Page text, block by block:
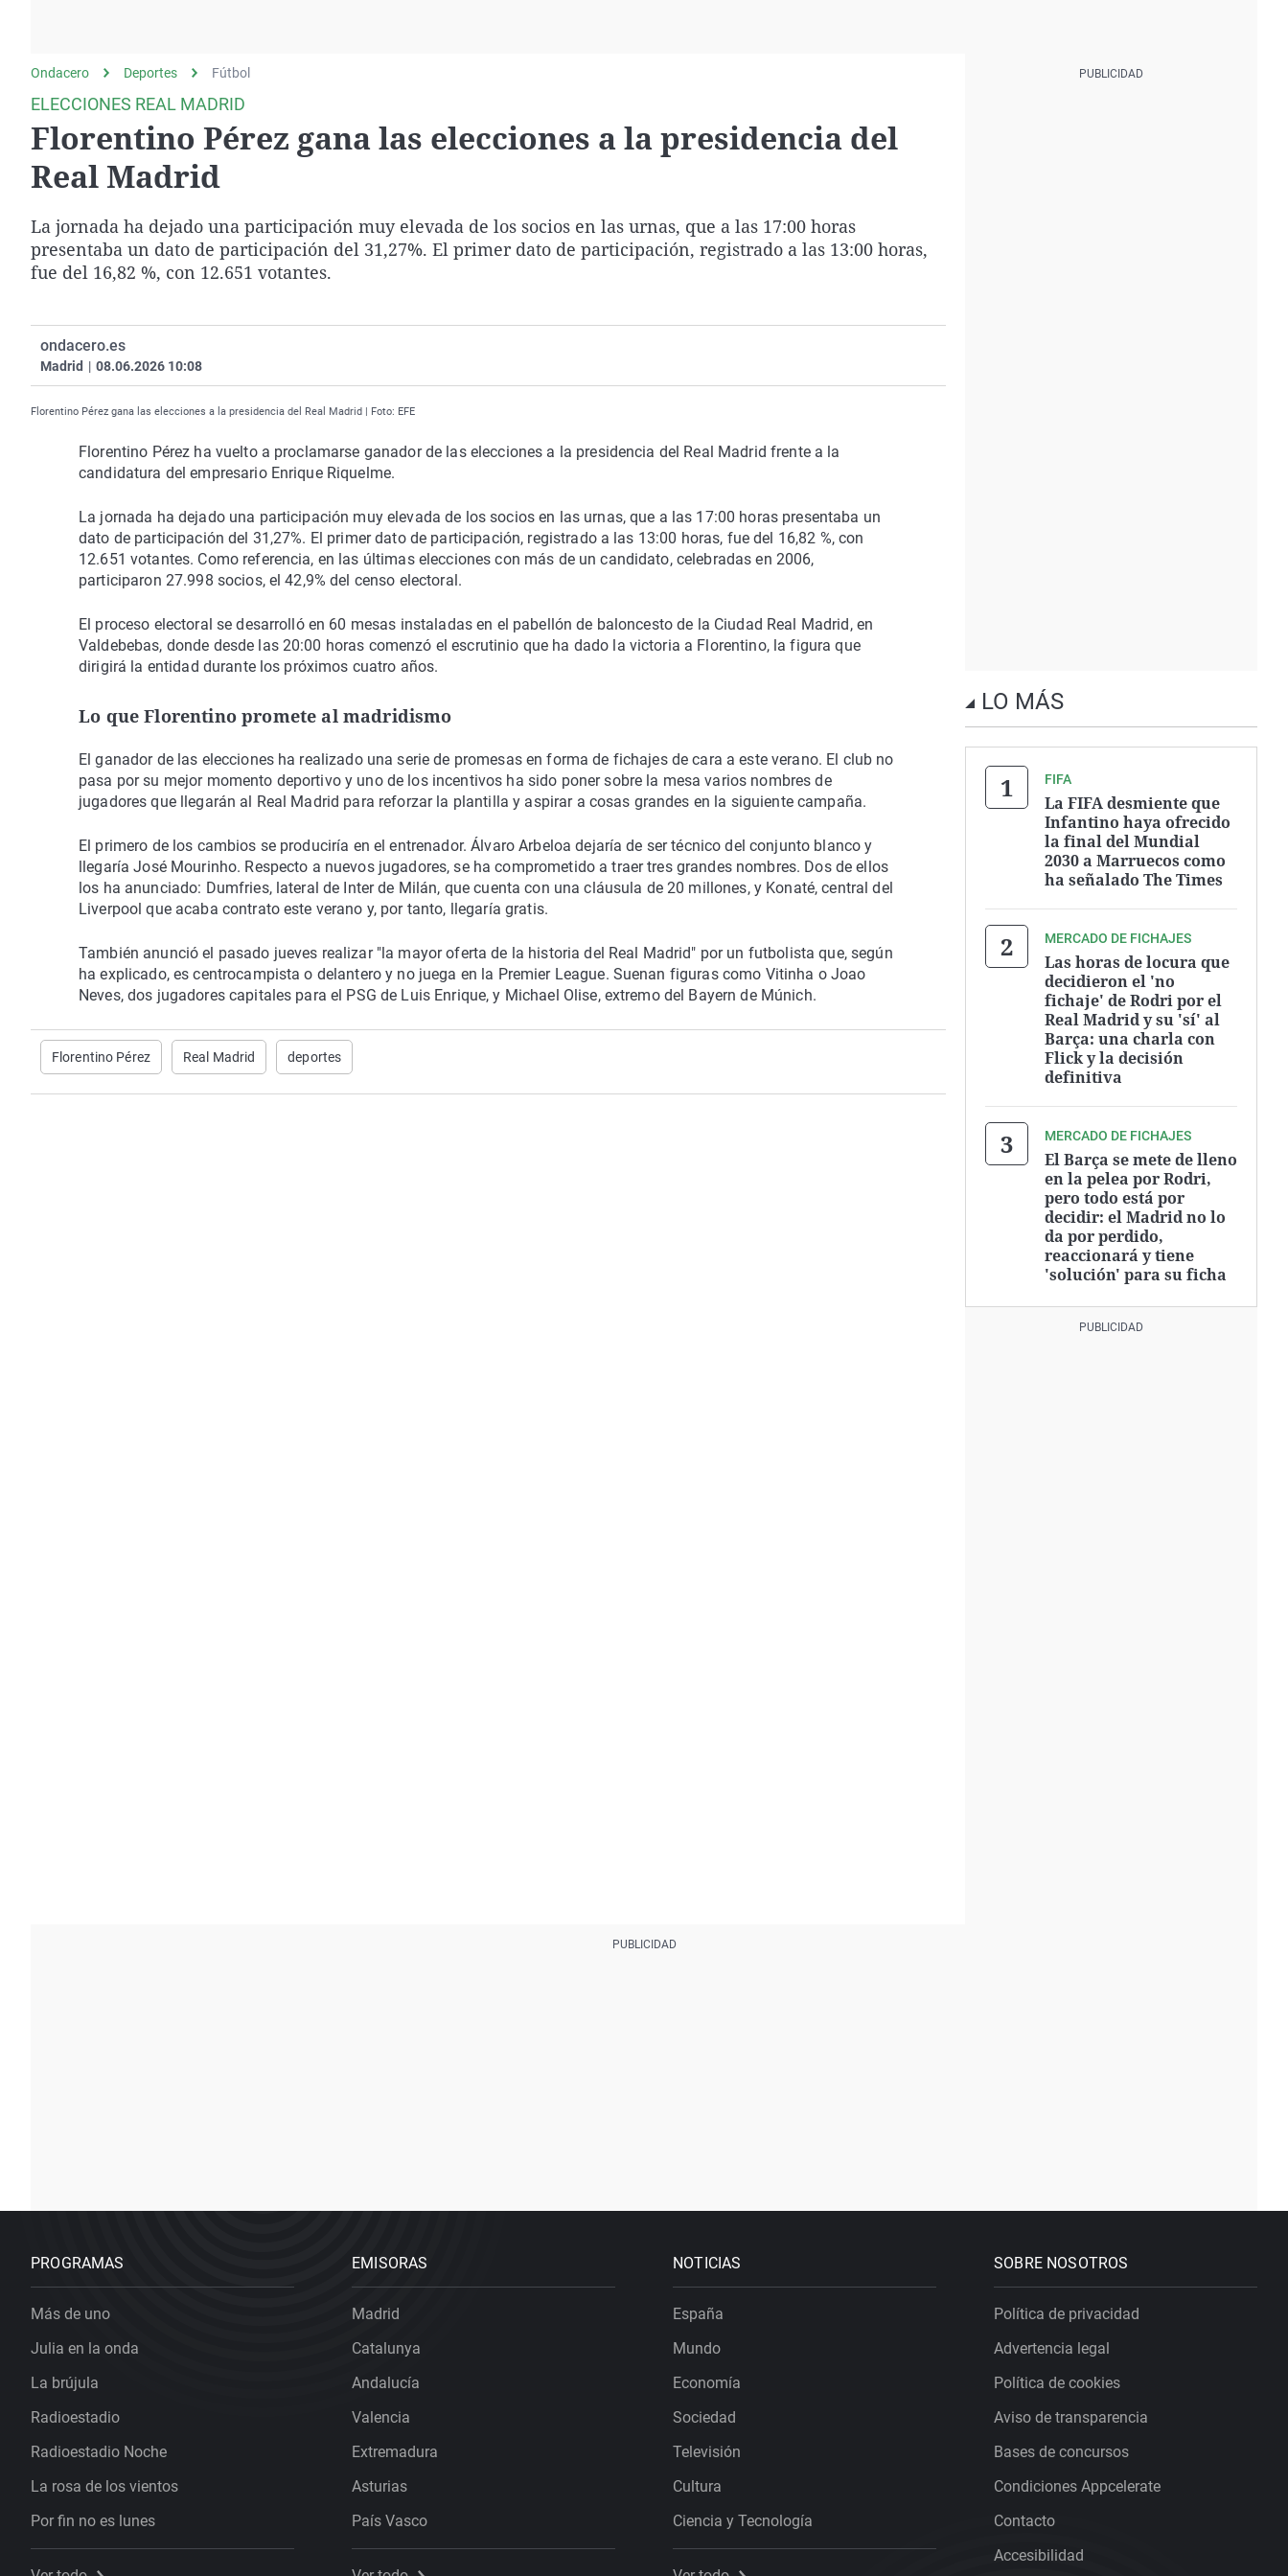
Como el perro y el
País Vasco
Ondacero Deportes Fútbol
ELECCIONES REAL MADRID
Florentino Pérez gana las elecciones a la presidencia del
Real Madrid
La jornada ha dejado una participación muy elevada de los socios en las urnas, que a las 17:00 horas
presentaba un dato de participación del 31,27%. El primer dato de participación, registrado a las 13:00 horas,
fue del 16,82 %, con 12.651 votantes.
ondacero.es
Madrid | 08.06.2026 10:08
Florentino Pérez gana las elecciones a la presidencia del Real Madrid | Foto: EFE
Florentino Pérez ha vuelto a proclamarse ganador de las elecciones a la presidencia del Real Madrid frente a la
candidatura del empresario Enrique Riquelme.
La jornada ha dejado una participación muy elevada de los socios en las urnas, que a las 17:00 horas presentaba un
dato de participación del 31,27%. El primer dato de participación, registrado a las 13:00 horas, fue del 16,82 %, con
12.651 votantes. Como referencia, en las últimas elecciones con más de un candidato, celebradas en 2006,
participaron 27.998 socios, el 42,9% del censo electoral.
El proceso electoral se desarrolló en 60 mesas instaladas en el pabellón de baloncesto de la Ciudad Real Madrid, en
Valdebebas, donde desde las 20:00 horas comenzó el escrutinio que ha dado la victoria a Florentino, la figura que
dirigirá la entidad durante los próximos cuatro años.
Lo que Florentino promete al madridismo
El ganador de las elecciones ha realizado una serie de promesas en forma de fichajes de cara a este verano. El club no
pasa por su mejor momento deportivo y uno de los incentivos ha sido poner sobre la mesa varios nombres de
jugadores que llegarán al Real Madrid para reforzar la plantilla y aspirar a cosas grandes en la siguiente campaña.
El primero de los cambios se produciría en el entrenador. Álvaro Arbeloa dejaría de ser técnico del conjunto blanco y
llegaría José Mourinho. Respecto a nuevos jugadores, se ha comprometido a traer tres grandes nombres. Dos de ellos
los ha anunciado: Dumfries, lateral de Inter de Milán, que cuenta con una cláusula de 20 millones, y Konaté, central del
Liverpool que acaba contrato este verano y, por tanto, llegaría gratis.
También anunció el pasado jueves realizar "la mayor oferta de la historia del Real Madrid" por un futbolista que, según
ha explicado, es centrocampista o delantero y no juega en la Premier League. Suenan figuras como Vitinha o Joao
Neves, dos jugadores capitales para el PSG de Luis Enrique, y Michael Olise, extremo del Bayern de Múnich.
Florentino Pérez Real Madrid deportes
LO MÁS
FIFA
La FIFA desmiente que
Infantino haya ofrecido
la final del Mundial
2030 a Marruecos como
ha señalado The Times
MERCADO DE FICHAJES
Las horas de locura que
decidieron el 'no
fichaje' de Rodri por el
Real Madrid y su 'sí' al
Barça: una charla con
Flick y la decisión
definitiva
MERCADO DE FICHAJES
El Barça se mete de lleno
en la pelea por Rodri,
pero todo está por
decidir: el Madrid no lo
da por perdido,
reaccionará y tiene
'solución' para su ficha
PROGRAMAS
Más de uno
Julia en la onda
La brújula
Radioestadio
Radioestadio Noche
La rosa de los vientos
Por fin no es lunes
EMISORAS
Madrid
Catalunya
Andalucía
Valencia
Extremadura
Asturias
País Vasco
NOTICIAS
España
Mundo
Economía
Sociedad
Televisión
Cultura
Ciencia y Tecnología
SOBRE NOSOTROS
Política de privacidad
Advertencia legal
Política de cookies
Aviso de transparencia
Bases de concursos
Condiciones Appcelerate
Contacto
Accesibilidad